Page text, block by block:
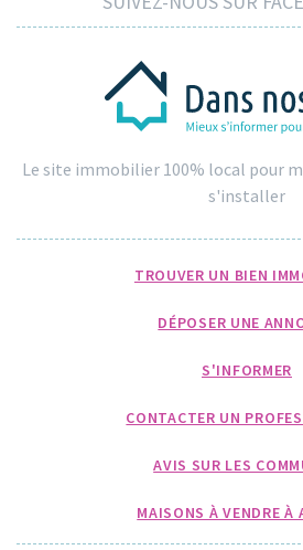
Le site immobilier 100% local pour
s'installer
TROUVER UN BIEN
DÉPOSER UNE
S'INFORMER
CONTACTER UN
AVIS SUR LES
MAISONS À VENDRE À